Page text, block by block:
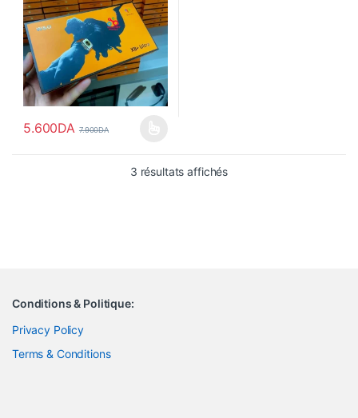
5.600DA 7.900DA
Ce produit a plusieurs variations. Les options peuvent être
3 résultats affichésTrié du plus récent au
Conditions & Politique:
Privacy Policy
Terms & Conditions